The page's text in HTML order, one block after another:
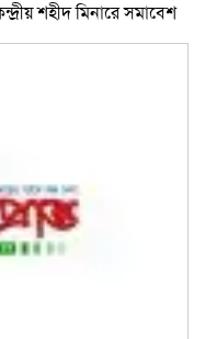
শহীদ মিনারে সমাবেশ